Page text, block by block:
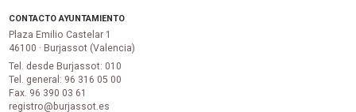
CONTACTO AYUNTAMIENTO
Plaza Emilio Castelar 1
46100 · Burjassot (Valencia)
Tel. desde Burjassot: 010
Tel. general: 96 316 05 00
Fax. 96 390 03 61
registro@burjassot.es